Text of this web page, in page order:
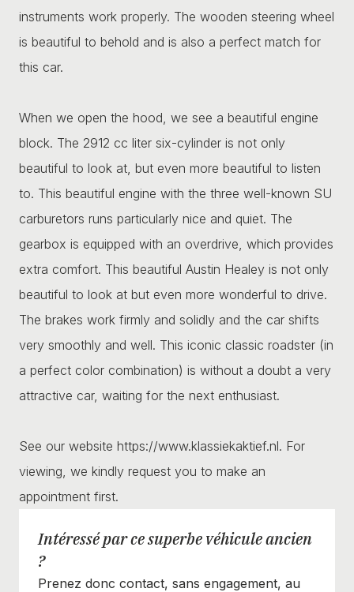
instruments work properly. The wooden steering wheel
is beautiful to behold and is also a perfect match for
this car.
When we open the hood, we see a beautiful engine
block. The 2912 cc liter six-cylinder is not only
beautiful to look at, but even more beautiful to listen
to. This beautiful engine with the three well-known SU
carburetors runs particularly nice and quiet. The
gearbox is equipped with an overdrive, which provides
extra comfort. This beautiful Austin Healey is not only
beautiful to look at but even more wonderful to drive.
The brakes work firmly and solidly and the car shifts
very smoothly and well. This iconic classic roadster (in
a perfect color combination) is without a doubt a very
attractive car, waiting for the next enthusiast.
See our website https://www.klassiekaktief.nl. For
viewing, we kindly request you to make an
appointment first.
Intéressé par ce superbe véhicule ancien
?
Prenez donc contact, sans engagement, au